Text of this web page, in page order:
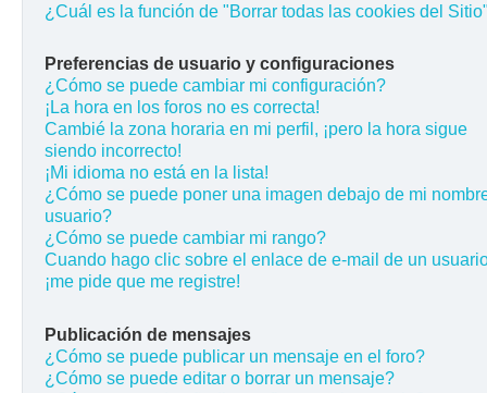
¿Cuál es la función de "Borrar todas las cookies del
Preferencias de usuario y configuraciones
¿Cómo se puede cambiar mi configuración?
¡La hora en los foros no es correcta!
Cambié la zona horaria en mi perfil, ¡pero la hora sigue
siendo incorrecto!
¡Mi idioma no está en la lista!
¿Cómo se puede poner una imagen debajo de mi
usuario?
¿Cómo se puede cambiar mi rango?
Cuando hago clic sobre el enlace de e-mail de un
¡me pide que me registre!
Publicación de mensajes
¿Cómo se puede publicar un mensaje en el foro?
¿Cómo se puede editar o borrar un mensaje?